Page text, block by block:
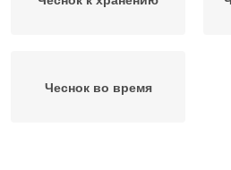
Чеснок во время